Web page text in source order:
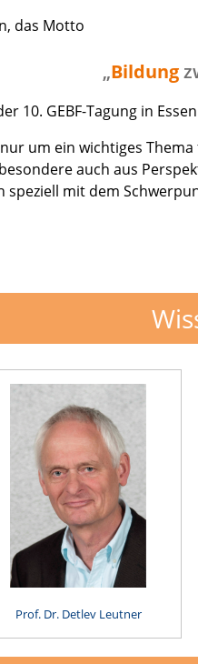
das Motto​
„Bildung
10. GEBF-Tagung in
um ein wichtiges
auch aus
speziell mit dem
Prof. Dr. Detlev Leutner